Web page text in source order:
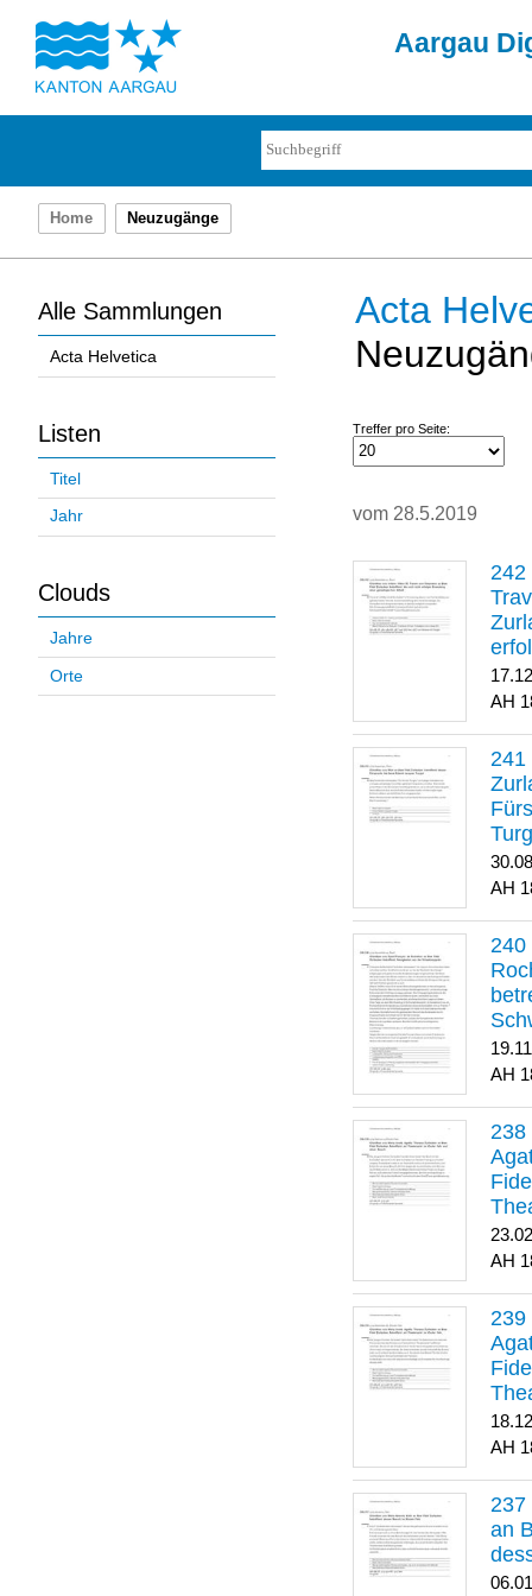
Aargau
Home Neuzugänge
Alle Sammlungen
Acta Helvetica
Listen
Titel
Jahr
Clouds
Jahre
Orte
Acta
Treffer pro Seite:
vom 28.5.2019
an